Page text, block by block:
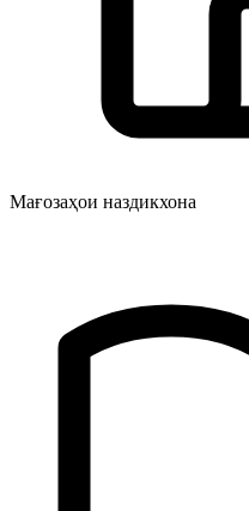
Мағозаҳои наздикхона